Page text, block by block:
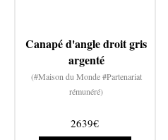
Canapé d'angle droit gris
argenté
(#Maison du Monde #Partenariat
rémunéré)
2639€